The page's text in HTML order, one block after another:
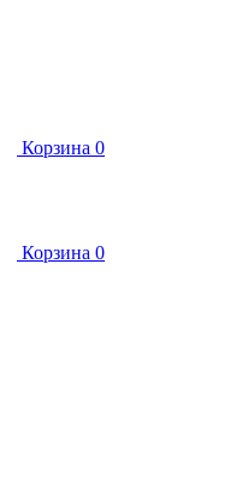
Корзина 0
Корзина 0